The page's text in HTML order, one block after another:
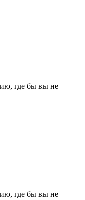
где бы вы не
где бы вы не